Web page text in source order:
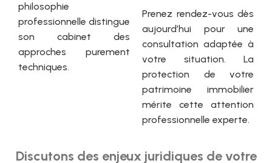
philosophie
professionnelle distingue
son cabinet des
approches purement
techniques.
Prenez rendez-vous dès
aujourd’hui pour une
consultation adaptée à
votre situation. La
protection de votre
patrimoine immobilier
mérite cette attention
professionnelle experte.
Discutons des enjeux juridiques de votre